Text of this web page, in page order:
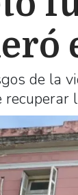
de la
recuperar